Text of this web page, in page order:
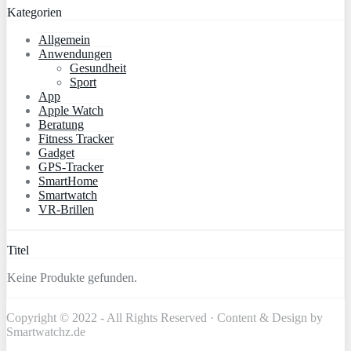
Kategorien
Allgemein
Anwendungen
Gesundheit
Sport
App
Apple Watch
Beratung
Fitness Tracker
Gadget
GPS-Tracker
SmartHome
Smartwatch
VR-Brillen
Titel
Keine Produkte gefunden.
Copyright © 2022 - All Rights Reserved · Content & Design by
Smartwatchz.de